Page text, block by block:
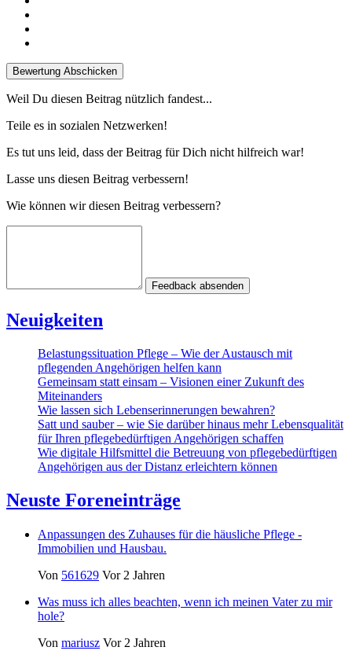
Bewertung Abschicken
Weil Du diesen Beitrag nützlich fandest...
Teile es in sozialen Netzwerken!
Es tut uns leid, dass der Beitrag für Dich nicht hilfreich war!
Lasse uns diesen Beitrag verbessern!
Wie können wir diesen Beitrag verbessern?
Feedback absenden
Neuigkeiten
Belastungssituation Pflege – Wie der Austausch mit
pflegenden Angehörigen helfen kann
Gemeinsam statt einsam – Visionen einer Zukunft des
Miteinanders
Wie lassen sich Lebenserinnerungen bewahren?
Satt und sauber – wie Sie darüber hinaus mehr Lebensqualität
für Ihren pflegebedürftigen Angehörigen schaffen
Wie digitale Hilfsmittel die Betreuung von pflegebedürftigen
Angehörigen aus der Distanz erleichtern können
Neuste Foreneinträge
Anpassungen des Zuhauses für die häusliche Pflege -
Immobilien und Hausbau.
Von 561629 Vor 2 Jahren
Was muss ich alles beachten, wenn ich meinen Vater zu mir
hole?
Von mariusz Vor 2 Jahren